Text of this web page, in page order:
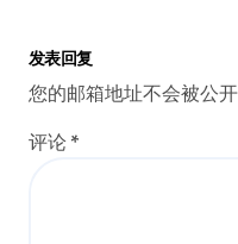
发表回复
您的邮箱地址不会被公开
评论 *